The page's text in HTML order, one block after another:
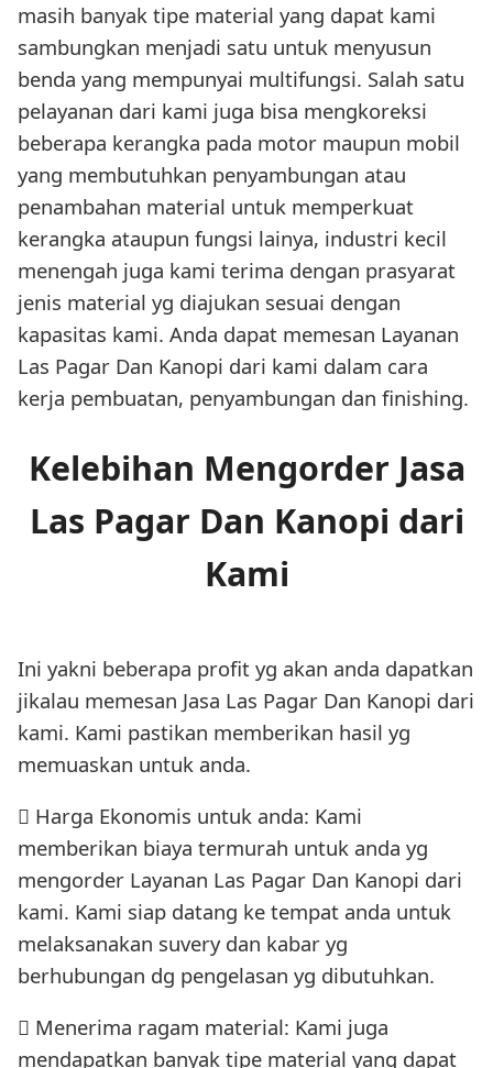
masih banyak tipe material yang dapat kami
sambungkan menjadi satu untuk menyusun
benda yang mempunyai multifungsi. Salah satu
pelayanan dari kami juga bisa mengkoreksi
beberapa kerangka pada motor maupun mobil
yang membutuhkan penyambungan atau
penambahan material untuk memperkuat
kerangka ataupun fungsi lainya, industri kecil
menengah juga kami terima dengan prasyarat
jenis material yg diajukan sesuai dengan
kapasitas kami. Anda dapat memesan Layanan
Las Pagar Dan Kanopi dari kami dalam cara
kerja pembuatan, penyambungan dan finishing.
Kelebihan Mengorder Jasa
Las Pagar Dan Kanopi dari
Kami
Ini yakni beberapa profit yg akan anda dapatkan
jikalau memesan Jasa Las Pagar Dan Kanopi dari
kami. Kami pastikan memberikan hasil yg
memuaskan untuk anda.
 Harga Ekonomis untuk anda: Kami
memberikan biaya termurah untuk anda yg
mengorder Layanan Las Pagar Dan Kanopi dari
kami. Kami siap datang ke tempat anda untuk
melaksanakan suvery dan kabar yg
berhubungan dg pengelasan yg dibutuhkan.
 Menerima ragam material: Kami juga
mendapatkan banyak tipe material yang dapat